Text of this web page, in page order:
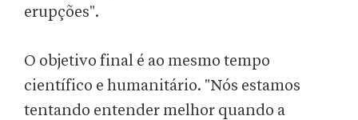
erupções".
O objetivo final é ao mesmo tempo
científico e humanitário. "Nós estamos
tentando entender melhor quando a